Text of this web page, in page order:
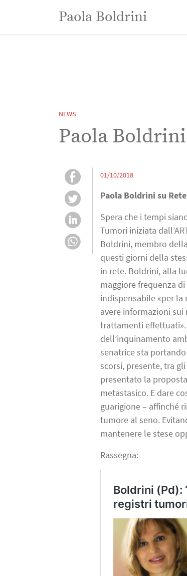
Paola BoldriniPaola Boldrini
NEWS
Paola
01/10/2018
Paola Boldrini su
Spera che i tempi
Tumori iniziata
Boldrini, membro
questi giorni della
in rete. Boldrini, alla
maggiore frequenza
indispensabile «per la
avere informazioni
trattamenti effettuati».
dell’inquinamento
senatrice sta
scorsi, presente, tra
presentato la
metastasico. E dare
guarigione – affinché
tumore al seno.
mantenere le stese
Rassegna: